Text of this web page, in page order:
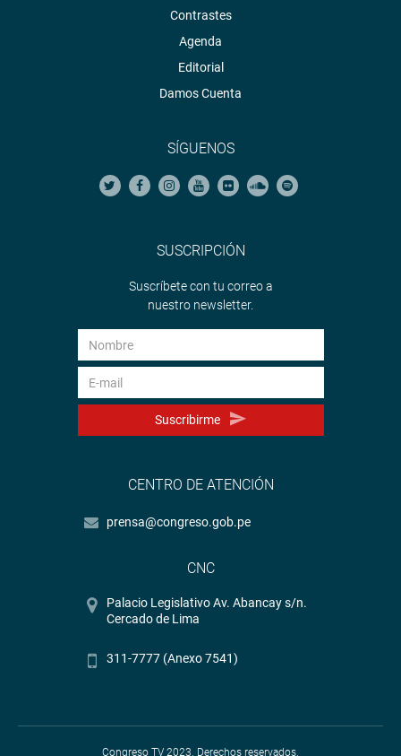
Contrastes
Agenda
Editorial
Damos Cuenta
SÍGUENOS
SUSCRIPCIÓN
Suscríbete con tu correo a
nuestro newsletter.
Suscribirme
CENTRO DE ATENCIÓN
prensa@congreso.gob.pe
CNC
Palacio Legislativo Av. Abancay s/n.
Cercado de Lima
311-7777 (Anexo 7541)
Congreso TV 2023. Derechos reservados.